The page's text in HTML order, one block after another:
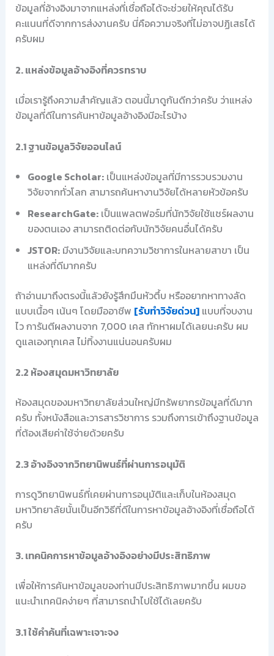
ข้อมูลที่อ้างอิงมาจากแหล่งที่เชื่อถือได้จะช่วยให้คุณได้รับ
คะแนนที่ดีจากการส่งงานครับ นี่คือความจริงที่ไม่อาจปฏิเสธได้
ครับผม
2. แหล่งข้อมูลอ้างอิงที่ควรทราบ
เมื่อเรารู้ถึงความสำคัญแล้ว ตอนนี้มาดูกันดีกว่าครับ ว่าแหล่ง
ข้อมูลที่ดีในการค้นหาข้อมูลอ้างอิงมีอะไรบ้าง
2.1 ฐานข้อมูลวิจัยออนไลน์
Google Scholar:เป็นแหล่งข้อมูลที่มีการรวบรวมงาน
วิจัยจากทั่วโลก สามารถค้นหางานวิจัยได้หลายหัวข้อครับ
ResearchGate:เป็นแพลตฟอร์มที่นักวิจัยใช้แชร์ผลงาน
ของตนเอง สามารถติดต่อกับนักวิจัยคนอื่นได้ครับ
JSTOR:มีงานวิจัยและบทความวิชาการในหลายสาขา เป็น
แหล่งที่ดีมากครับ
ถ้าอ่านมาถึงตรงนี้แล้วยังรู้สึกมึนหัวตึ้บ หรืออยากหาทางลัด
แบบเนื้อๆ เน้นๆ โดยมืออาชีพ [รับทำวิจัยด่วน]แบบที่จบงาน
ไว การันตีผลงานจาก 7,000 เคส ทักหาผมได้เลยนะครับ ผม
ดูแลเองทุกเคส ไม่ทิ้งงานแน่นอนครับผม
2.2 ห้องสมุดมหาวิทยาลัย
ห้องสมุดของมหาวิทยาลัยส่วนใหญ่มีทรัพยากรข้อมูลที่ดีมาก
ครับ ทั้งหนังสือและวารสารวิชาการ รวมถึงการเข้าถึงฐานข้อมูล
ที่ต้องเสียค่าใช้จ่ายด้วยครับ
2.3 อ้างอิงจากวิทยานิพนธ์ที่ผ่านการอนุมัติ
การดูวิทยานิพนธ์ที่เคยผ่านการอนุมัติและเก็บในห้องสมุด
มหาวิทยาลัยนั้นเป็นอีกวิธีที่ดีในการหาข้อมูลอ้างอิงที่เชื่อถือได้
ครับ
3. เทคนิคการหาข้อมูลอ้างอิงอย่างมีประสิทธิภาพ
เพื่อให้การค้นหาข้อมูลของท่านมีประสิทธิภาพมากขึ้น ผมขอ
แนะนำเทคนิคง่ายๆ ที่สามารถนำไปใช้ได้เลยครับ
3.1 ใช้คำค้นที่เฉพาะเจาะจง